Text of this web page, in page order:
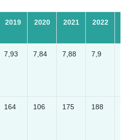
2019 2020 2021 2022
7,93 7,84 7,88 7,9
164 106 175 188